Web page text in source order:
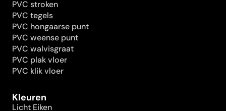
PVC stroken
PVC tegels
PVC hongaarse punt
PVC weense punt
PVC walvisgraat
PVC plak vloer
PVC klik vloer
Kleuren
Licht Eiken